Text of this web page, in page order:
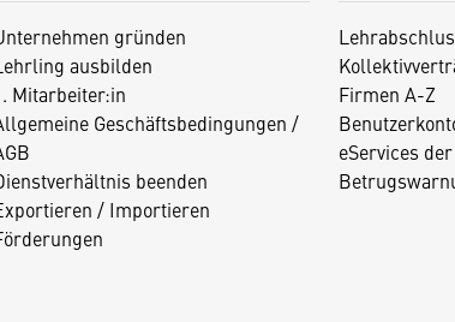
gründen
ausbilden
Mitarbeiter:in
Geschäftsbedingungen /
beenden
/ Importieren
Firmen A-Z
eServices